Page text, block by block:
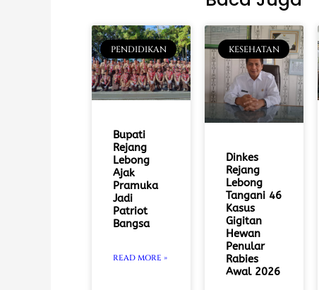
PENDIDIKAN
Bupati
Rejang
Lebong
Ajak
Pramuka
Jadi
Patriot
Bangsa
READ MORE »
KESEHATAN
Dinkes
Rejang
Lebong
Tangani 46
Kasus
Gigitan
Hewan
Penular
Rabies
Awal 2026